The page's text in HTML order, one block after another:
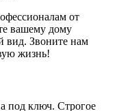
от
вашему дому
вид. Звоните нам
жизнь!
под ключ. Строгое